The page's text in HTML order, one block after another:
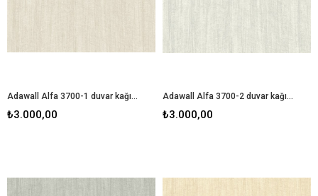
Adawall Alfa 3700-1 duvar kağıdı
₺3.000,00
Adawall Alfa 3700-2 duvar kağıdı
₺3.000,00